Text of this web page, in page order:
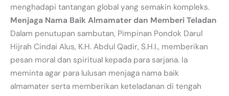
menghadapi tantangan global yang semakin kompleks.
Menjaga Nama Baik Almamater dan Memberi Teladan
Dalam penutupan sambutan, Pimpinan Pondok Darul
Hijrah Cindai Alus, K.H. Abdul Qadir, S.H.I., memberikan
pesan moral dan spiritual kepada para sarjana. Ia
meminta agar para lulusan menjaga nama baik
almamater serta memberikan keteladanan di tengah